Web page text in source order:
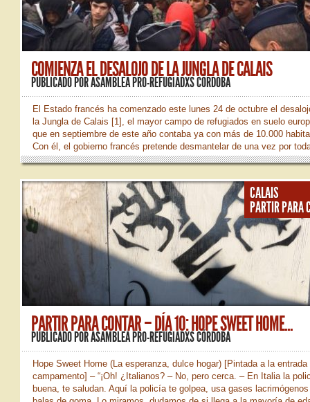
COMIENZA EL DESALOJO DE LA JUNGLA DE CALAIS
PUBLICADO PORASAMBLEA PRO-REFUGIADXS CÓRDOBA
El Estado francés ha comenzado este lunes 24 de octubre el
la Jungla de Calais [1], el mayor campo de refugiados en suelo
que en septiembre de este año contaba ya con más de 10.000
Con él, el gobierno francés pretende desmantelar de una vez por
campo y detener el flujo migratorio hacia el Reino Unido a través de
desalojos [2], volviendo a surgir después de cada uno de ellos, lo
parece mostrar que el desalojo no es la solución a la situación de
frontera. Mientras haya gente que quiera ir a Gran Bretaña y no se
CALAIS
PARTIR PARA
PARTIR PARA CONTAR – DÍA 10: HOPE SWEET HOME...
PUBLICADO PORASAMBLEA PRO-REFUGIADXS CÓRDOBA
Hope Sweet Home (La esperanza, dulce hogar) [Pintada a la entrada
campamento] – “¡Oh! ¿Italianos? – No, pero cerca. – En Italia la
buena, te saludan. Aquí la policía te golpea, usa gases